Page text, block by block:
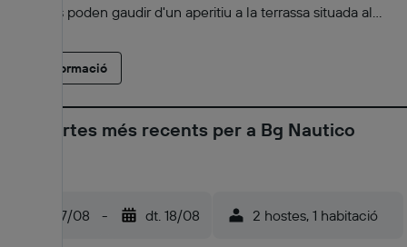
Els clients poden gaudir d'un aperitiu a la terrassa situada al
Formentera. L'hotel té un spa amb vista sobre el mar, sauna i
gimnàs. El centre d'Eivissa és a només 10 minuts a peu del
regulars a Formentera i a les altres Illes Balears.
Més informació
Les ofertes més recents per a Bg Nautico
dl. 17/08 - dt. 18/08 2 hostes, 1 habitació